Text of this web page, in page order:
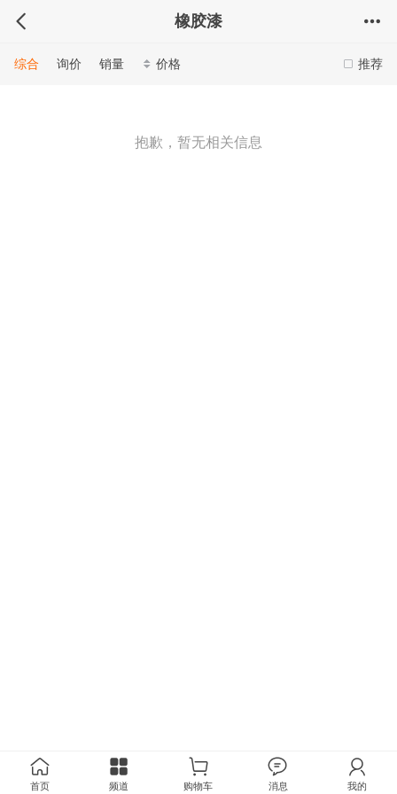
橡胶漆
推荐
综合 询价 销量 价格
抱歉，暂无相关信息
首页 频道 购物车 消息 我的